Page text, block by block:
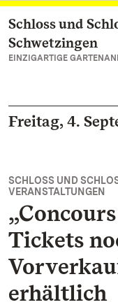
Zum Hauptinhalt
Schloss und
Schwetzingen
EINZIGARTIGE
Freitag, 4.
SCHLOSS UND
VERANSTALTUNGEN
Tickets
erhältlich